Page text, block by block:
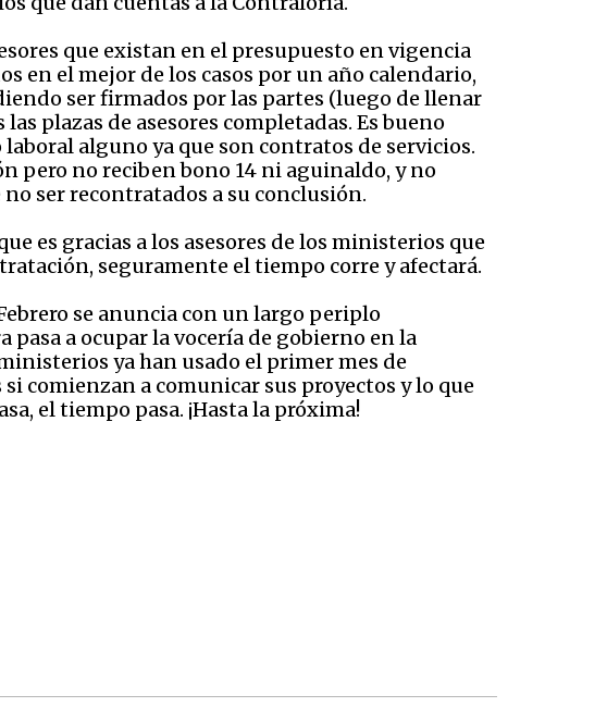
que existan en el presupuesto en vigencia
en el mejor de los casos por un año calendario,
ser firmados por las partes (luego de llenar
plazas de asesores completadas. Es bueno
alguno ya que son contratos de servicios.
pero no reciben bono 14 ni aguinaldo, y no
ser recontratados a su conclusión.
es gracias a los asesores de los ministerios que
seguramente el tiempo corre y afectará.
se anuncia con un largo periplo
a ocupar la vocería de gobierno en la
ya han usado el primer mes de
comienzan a comunicar sus proyectos y lo que
el tiempo pasa. ¡Hasta la próxima!